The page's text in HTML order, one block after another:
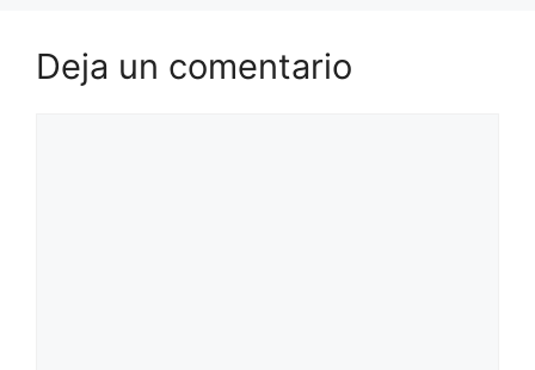
Deja un comentario